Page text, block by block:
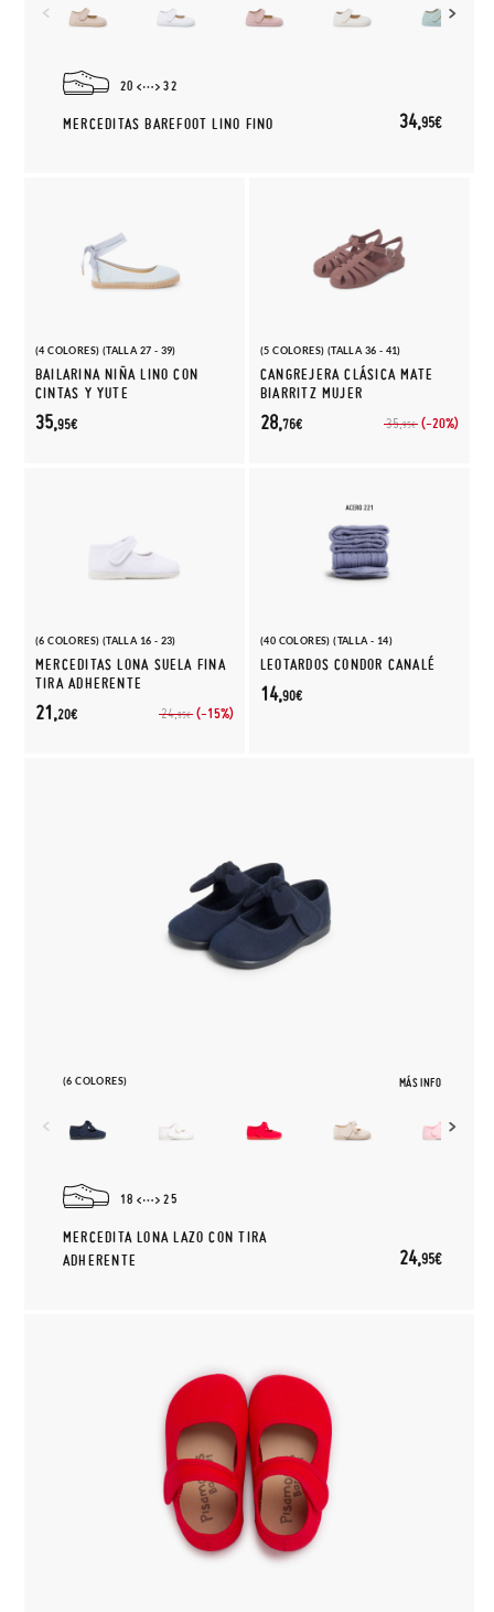
20 32
MERCEDITAS BAREFOOT LINO FINO 34,95€
(4 COLORES) (TALLA 27 - 39)
BAILARINA NIÑA LINO CON
CINTAS Y YUTE
35,95€
(5 COLORES) (TALLA 36 - 41)
CANGREJERA CLÁSICA MATE
BIARRITZ MUJER
35,95€ (-20%)
28,76€
(6 COLORES) (TALLA 16 - 23)
MERCEDITAS LONA SUELA FINA
TIRA ADHERENTE
24,95€ (-15%)
21,20€
(40 COLORES) (TALLA - 14)
LEOTARDOS CONDOR CANALÉ
14,90€
(6 COLORES) MÁS INFO
18 25
MERCEDITA LONA LAZO CON TIRA
ADHERENTE
24,95€